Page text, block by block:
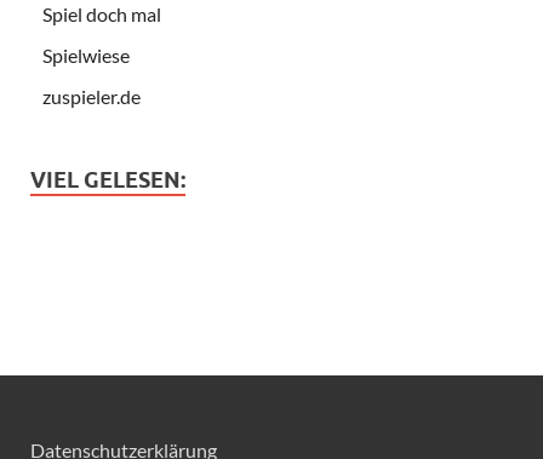
Spiel doch mal
Spielwiese
zuspieler.de
VIEL GELESEN:
Datenschutzerklärung